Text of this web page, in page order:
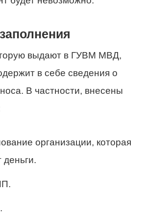
выдают в ГУВМ МВД,
в себе сведения о
В частности, внесены
организации, которая
деньги.